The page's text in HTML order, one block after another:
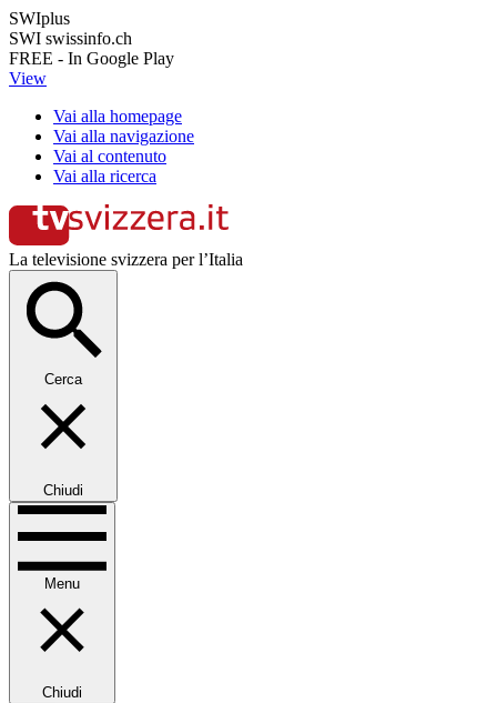
SWIplus
SWI swissinfo.ch
FREE - In Google Play
View
Vai alla homepage
Vai alla navigazione
Vai al contenuto
Vai alla ricerca
La televisione svizzera per l’Italia
Cerca
Chiudi
Menu
Chiudi